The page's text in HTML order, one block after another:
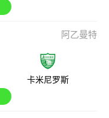
阿乙曼特
卡米尼罗斯